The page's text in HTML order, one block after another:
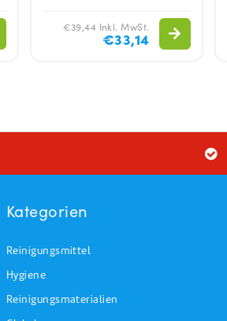
€39,44 Inkl. MwSt.
€33,14
Kategorien
Reinigungsmittel
Hygiene
Reinigungsmaterialien